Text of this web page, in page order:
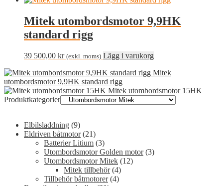
Mitek utombordsmotor 9,9HK
standard rigg
39 500,00 kr (exkl. moms) Lägg i varukorg
Mitek
utombordsmotor 9,9HK standard rigg
Mitek utombordsmotor 15HK
Produktkategorier
Elbilsladdning (9)
Eldriven båtmotor (21)
Batterier Litium (3)
Utombordsmotor Golden motor (3)
Utombordsmotor Mitek (12)
Mitek tillbehör (4)
Tillbehör båtmotorer (4)